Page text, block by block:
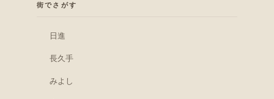
街でさがす
日進
長久手
みよし